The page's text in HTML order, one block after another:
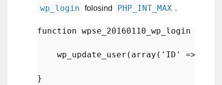
wp_login folosind PHP_INT_MAX .
function wpse_20160110_wp_login
wp_update_user ( array ( 'ID' =>
}